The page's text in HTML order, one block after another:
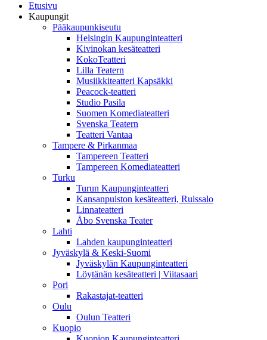
Etusivu
Kaupungit
Pääkaupunkiseutu
Helsingin Kaupunginteatteri
Kivinokan kesäteatteri
KokoTeatteri
Lilla Teatern
Musiikkiteatteri Kapsäkki
Peacock-teatteri
Studio Pasila
Suomen Komediateatteri
Svenska Teatern
Teatteri Vantaa
Tampere & Pirkanmaa
Tampereen Teatteri
Tampereen Komediateatteri
Turku
Turun Kaupunginteatteri
Kansanpuiston kesäteatteri, Ruissalo
Linnateatteri
Åbo Svenska Teater
Lahti
Lahden kaupunginteatteri
Jyväskylä & Keski-Suomi
Jyväskylän Kaupunginteatteri
Löytänän kesäteatteri | Viitasaari
Pori
Rakastajat-teatteri
Oulu
Oulun Teatteri
Kuopio